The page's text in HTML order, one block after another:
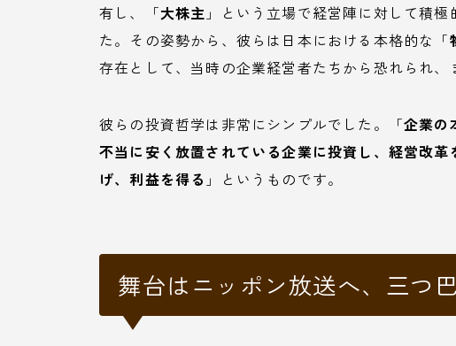
有し、「大株主 」という立場で経営陣に対して積
た。その姿勢から、彼らは日本における本格的な「
存在として、当時の企業経営者たちから恐れられ、
彼らの投資哲学は非常にシンプルでした。「企業の
不当に安く放置されている企業に投資し、経営改
げ、利益を得る 」というものです。
舞台はニッポン放送へ、三つ